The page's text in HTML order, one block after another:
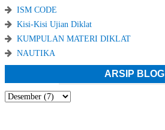
ISM CODE
Kisi-Kisi Ujian Diklat
KUMPULAN MATERI DIKLAT
NAUTIKA
ARSIP BLOG